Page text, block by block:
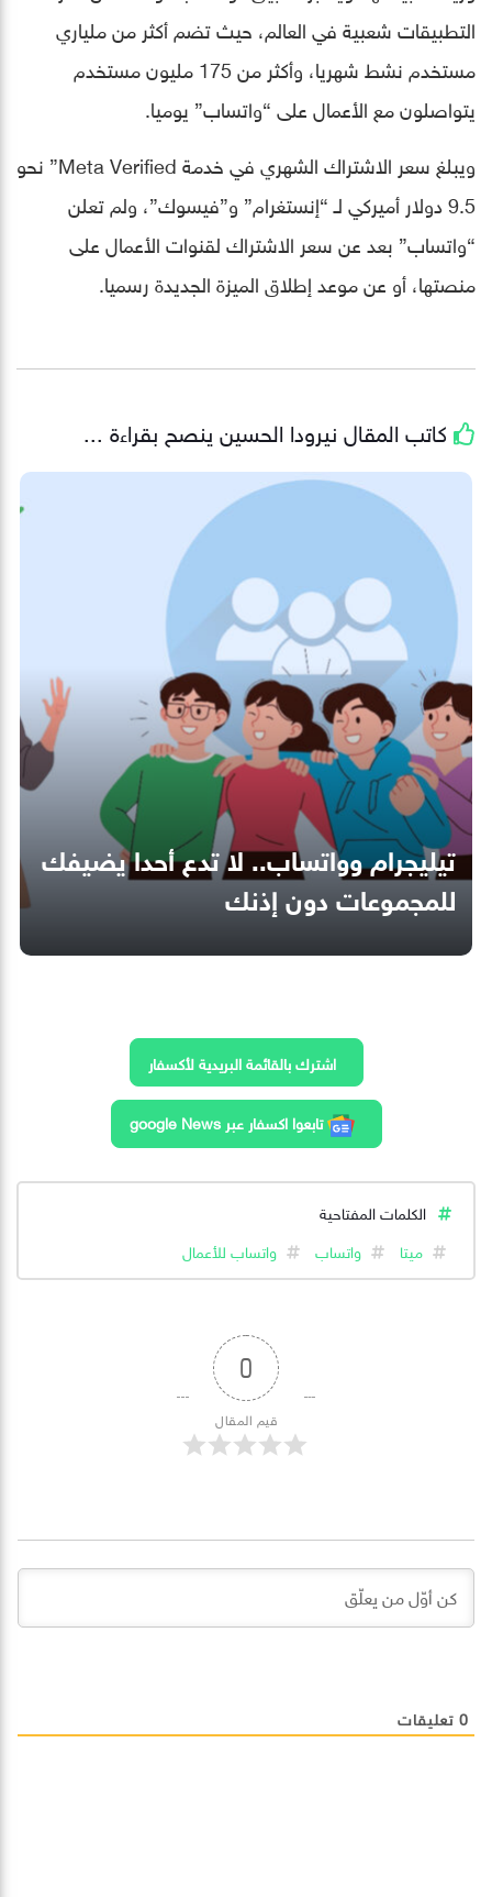
التطبيقات شعبية في العالم، حيث تضم أكثر من ملياري
مستخدم نشط شهريا، وأكثر من 175 مليون مستخدم
يتواصلون مع الأعمال على “واتساب” يوميا.
ويبلغ سعر الاشتراك الشهري في خدمة Meta Verified” نحو
9.5 دولار أميركي لـ “إنستغرام” و”فيسوك”، ولم تعلن
“واتساب” بعد عن سعر الاشتراك لقنوات الأعمال على
منصتها، أو عن موعد إطلاق الميزة الجديدة رسميا.
كاتب المقال نيرودا الحسين ينصح بقراءة ...
تيليجرام وواتساب.. لا تدع أحدا يضيفك
للمجموعات دون إذنك
اشترك بالقائمة البريدية لأكسفار
تابعوا اكسفار عبر google News
الكلمات المفتاحية
ميتا
واتساب واتساب للأعمال
0
قيم المقال
0 تعليقات